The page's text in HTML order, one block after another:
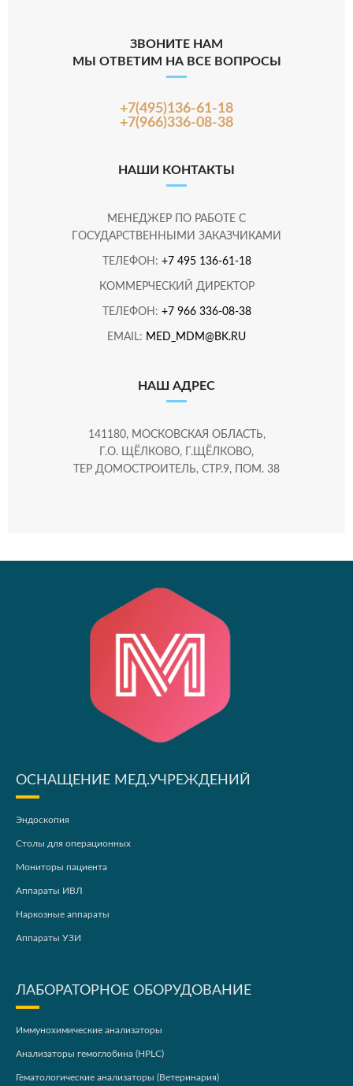
ЗВОНИТЕ НАМ
МЫ ОТВЕТИМ НА ВСЕ ВОПРОСЫ
+7(495)136-61-18
+7(966)336-08-38
НАШИ КОНТАКТЫ
МЕНЕДЖЕР ПО РАБОТЕ С
ГОСУДАРСТВЕННЫМИ ЗАКАЗЧИКАМИ
ТЕЛЕФОН: +7 495 136-61-18
КОММЕРЧЕСКИЙ ДИРЕКТОР
ТЕЛЕФОН: +7 966 336-08-38
EMAIL: MED_MDM@BK.RU
НАШ АДРЕС
141180, МОСКОВСКАЯ ОБЛАСТЬ,
Г.О. ЩЁЛКОВО, Г.ЩЁЛКОВО,
ТЕР ДОМОСТРОИТЕЛЬ, СТР.9, ПОМ. 38
ОСНАЩЕНИЕ МЕД.УЧРЕЖДЕНИЙ
Эндоскопия
Столы для операционных
Мониторы пациента
Аппараты ИВЛ
Наркозные аппараты
Аппараты УЗИ
ЛАБОРАТОРНОЕ ОБОРУДОВАНИЕ
Иммунохимические анализаторы
Анализаторы гемоглобина (HPLC)
Гематологические анализаторы (Ветеринария)